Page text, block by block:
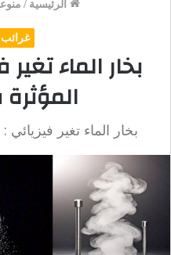
الرئيسية /
بخار الماء
بخار الماء تغير